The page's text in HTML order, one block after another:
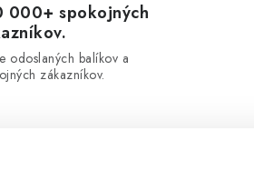
000+ spokojných
odoslaných balíkov a
zákazníkov.